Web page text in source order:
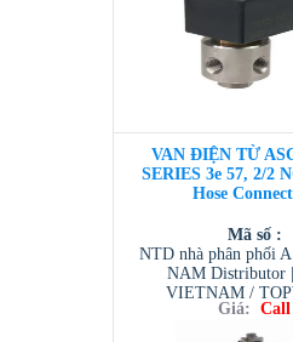
VAN ĐIỆN TỪ
SERIES 3e 57, 2/2
Hose
Mã số :
NTD nhà phân phối
NAM Distributor
VIETNAM /
VIETNAM /
/ TESCOM
Giá: Call